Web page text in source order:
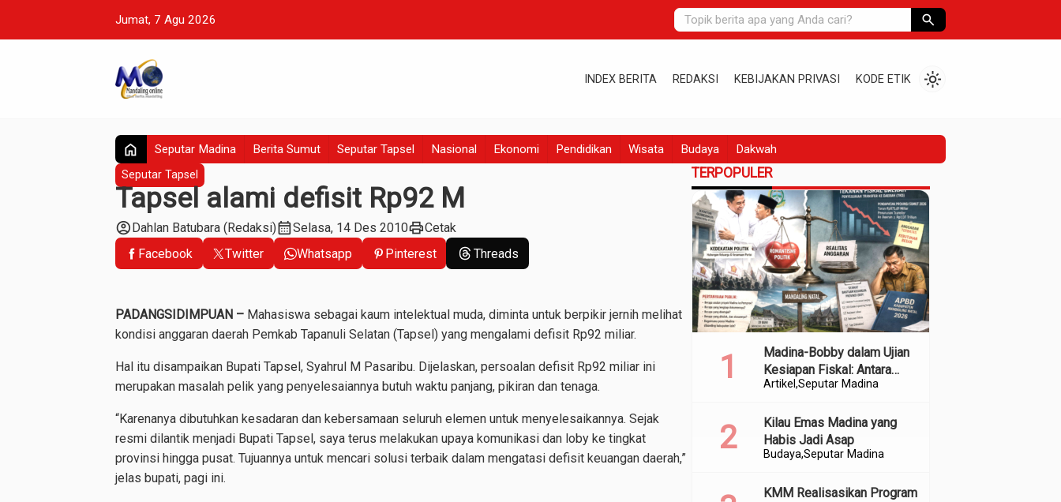
Jumat, 7 Agu 2026 search
INDEX BERITA REDAKSI KEBIJAKAN PRIVASI KODE ETIK light_mode
home Seputar Madina Berita Sumut Seputar Tapsel Nasional Ekonomi Pendidikan Wisata Budaya Dakwah
Seputar Tapsel
Tapsel alami defisit Rp92 M
account_circleDahlan Batubara (Redaksi)calendar_monthSelasa, 14 Des 2010printCetak
Facebook
Twitter Whatsapp Pinterest Threads
PADANGSIDIMPUAN – Mahasiswa sebagai kaum intelektual muda, diminta untuk berpikir jernih melihat
kondisi anggaran daerah Pemkab Tapanuli Selatan (Tapsel) yang mengalami defisit Rp92 miliar.
Hal itu disampaikan Bupati Tapsel, Syahrul M Pasaribu. Dijelaskan, persoalan defisit Rp92 miliar ini
merupakan masalah pelik yang penyelesaiannya butuh waktu panjang, pikiran dan tenaga.
“Karenanya dibutuhkan kesadaran dan kebersamaan seluruh elemen untuk menyelesaikannya. Sejak
resmi dilantik menjadi Bupati Tapsel, saya terus melakukan upaya komunikasi dan loby ke tingkat
provinsi hingga pusat. Tujuannya untuk mencari solusi terbaik dalam mengatasi defisit keuangan daerah,”
jelas bupati, pagi ini.
TERPOPULER
Artikel Seputar Madina
Madina-Bobby dalam Ujian
Kesiapan Fiskal: Antara
Kedekatan Politik dan
BudayaSeputar Madina
Kilau Emas Madina yang
Habis Jadi Asap
KMM Realisasikan Program